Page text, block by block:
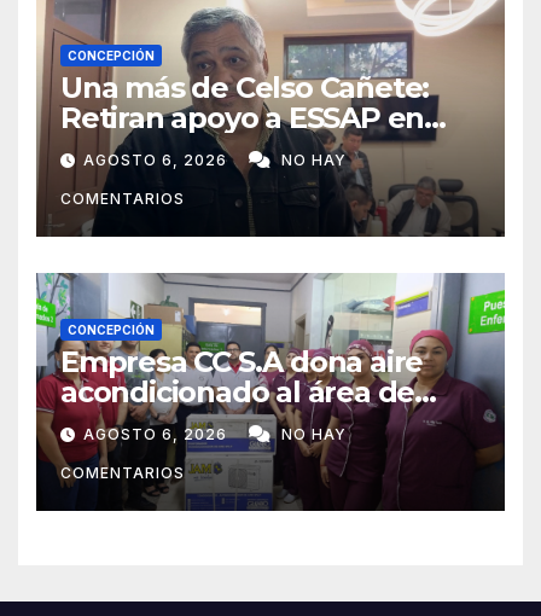
CONCEPCIÓN
Una más de Celso Cañete:
Retiran apoyo a ESSAP en
Concepción
AGOSTO 6, 2026 NO HAY
COMENTARIOS
CONCEPCIÓN
Empresa CC S.A dona aire
acondicionado al área de
maternidad del IPS de
Concepción
AGOSTO 6, 2026 NO HAY
COMENTARIOS